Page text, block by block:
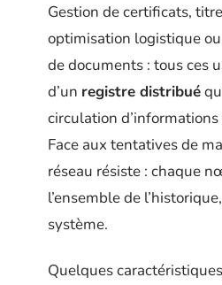
Gestion de certificats,
optimisation logistique
de documents : tous ces
d’un registre distribué
circulation
Face aux tentatives de
réseau résiste : chaque
l’ensemble de
système.
Quelques